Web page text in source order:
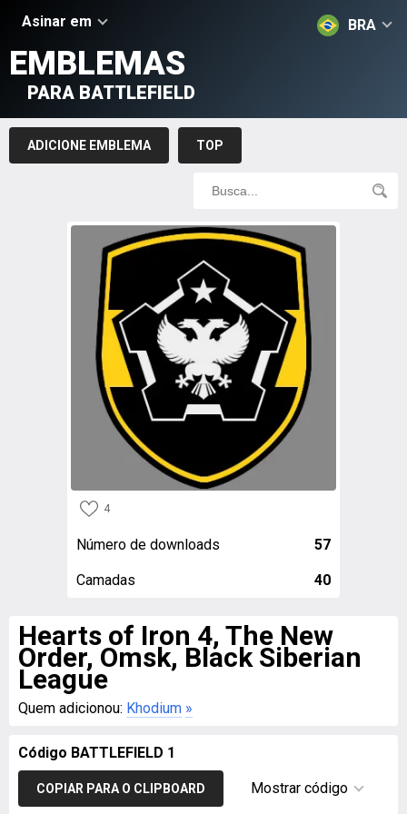
Asinar em BRA
EMBLEMAS
PARA BATTLEFIELD
ADICIONE EMBLEMA TOP
4
Número de downloads 57
Camadas 40
Hearts of Iron 4, The New
Order, Omsk, Black Siberian
League
Quem adicionou: Khodium »
Código BATTLEFIELD 1
COPIAR PARA O CLIPBOARD Mostrar código